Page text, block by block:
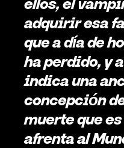
adquirir esa
que a día de
ha perdido, y
indica una
concepción
muerte que
afrenta al